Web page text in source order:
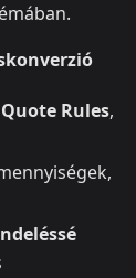
Quote Rules,